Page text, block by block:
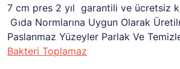
7 cm pres 2 yıl garantili ve ücretsiz
Gıda Normlarına Uygun Olarak
Paslanmaz Yüzeyler Parlak Ve
Bakteri Toplamaz